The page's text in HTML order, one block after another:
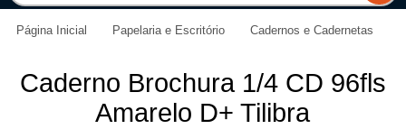
Página Inicial Papelaria e Escritório Cadernos e Cadernetas
Caderno Brochura 1/4 CD 96fls
Amarelo D+ Tilibra